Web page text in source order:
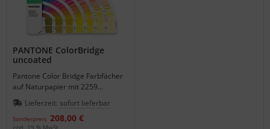
PANTONE ColorBridge
uncoated
Pantone Color Bridge Farbfächer
auf Naturpapier mit 2259
PANTONE Schmuckfarben inkl.
der 224 neuen Farben - Edition
2022.
Lieferzeit: sofort lieferbar
Sonderpreis 208,00 €